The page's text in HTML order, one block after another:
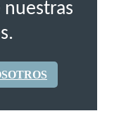
nuestras